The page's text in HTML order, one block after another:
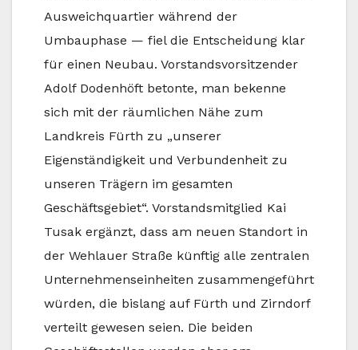
Ausweichquartier während der
Umbauphase — fiel die Entscheidung klar
für einen Neubau. Vorstandsvorsitzender
Adolf Dodenhöft betonte, man bekenne
sich mit der räumlichen Nähe zum
Landkreis Fürth zu „unserer
Eigenständigkeit und Verbundenheit zu
unseren Trägern im gesamten
Geschäftsgebiet“. Vorstandsmitglied Kai
Tusak ergänzt, dass am neuen Standort in
der Wehlauer Straße künftig alle zentralen
Unternehmenseinheiten zusammengeführt
würden, die bislang auf Fürth und Zirndorf
verteilt gewesen seien. Die beiden